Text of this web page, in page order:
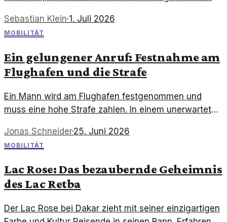
des Radfahrens.
Sebastian Klein·1. Juli 2026
MOBILITÄT
Ein gelungener Anruf: Festnahme am
Flughafen und die Strafe
Ein Mann wird am Flughafen festgenommen und
muss eine hohe Strafe zahlen. In einem unerwarteten
zu klären.
Jonas Schneider·25. Juni 2026
MOBILITÄT
Lac Rose: Das bezaubernde Geheimnis
des Lac Retba
Der Lac Rose bei Dakar zieht mit seiner einzigartigen